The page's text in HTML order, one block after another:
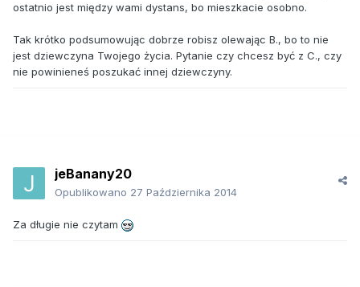
ostatnio jest między wami dystans, bo mieszkacie osobno.
Tak krótko podsumowując dobrze robisz olewając B., bo to nie
jest dziewczyna Twojego życia. Pytanie czy chcesz być z C., czy
nie powinieneś poszukać innej dziewczyny.
jeBanany20
Opublikowano 27 Października 2014
Za długie nie czytam